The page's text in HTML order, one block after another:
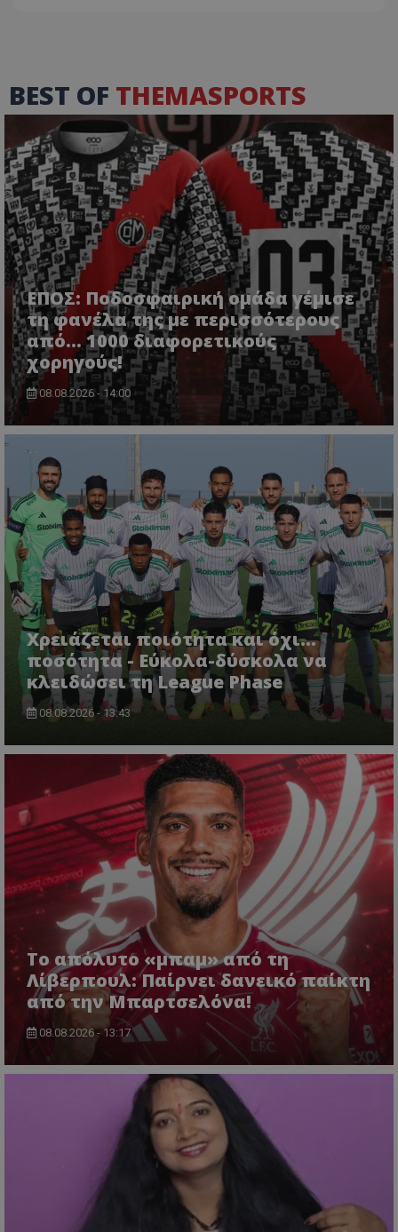
BEST OF THEMASPORTS
ΕΠΟΣ: Ποδοσφαιρική ομάδα γέμισε
τη φανέλα της με περισσότερους
από... 1000 διαφορετικούς
χορηγούς!
08.08.2026 - 14:00
Χρειάζεται ποιότητα και όχι...
ποσότητα - Εύκολα-δύσκολα να
κλειδώσει τη League Phase
08.08.2026 - 13:43
Το απόλυτο «μπαμ» από τη
Λίβερπουλ: Παίρνει δανεικό παίκτη
από την Μπαρτσελόνα!
08.08.2026 - 13:17